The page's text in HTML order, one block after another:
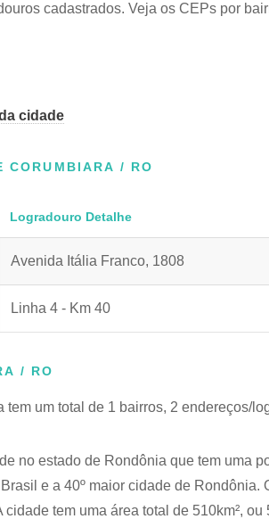
cadastrados. Veja os CEPs por
cidade
CORUMBIARA / RO
Logradouro Detalhe
Avenida Itália Franco, 1808
Linha 4 - Km 40
/ RO
tem um total de 1 bairros, 2 endereços/
no estado de Rondônia que tem uma
e a 40º maior cidade de
tem uma área total de 510km²,